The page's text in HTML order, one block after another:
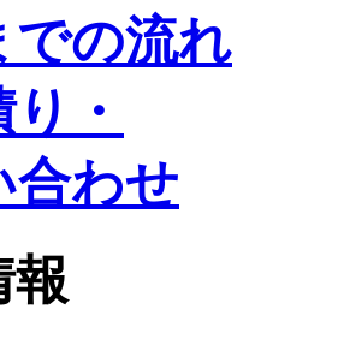
での流れ
・
合わせ
報